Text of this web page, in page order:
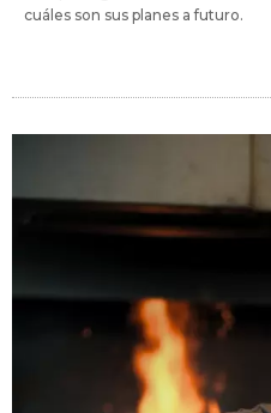
cuáles son sus planes a futuro.